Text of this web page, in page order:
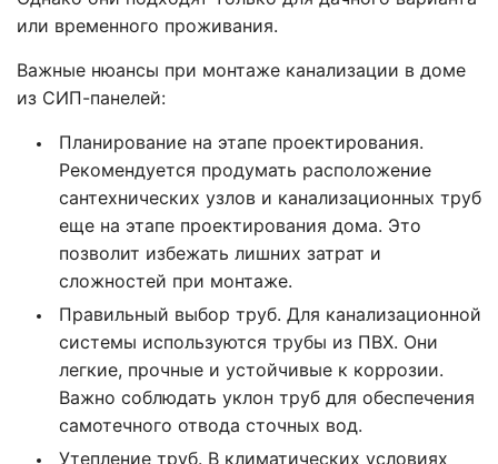
или временного проживания.
Важные нюансы при монтаже канализации в доме
из СИП-панелей:
Планирование на этапе проектирования.
Рекомендуется продумать расположение
сантехнических узлов и канализационных труб
еще на этапе проектирования дома. Это
позволит избежать лишних затрат и
сложностей при монтаже.
Правильный выбор труб. Для канализационной
системы используются трубы из ПВХ. Они
легкие, прочные и устойчивые к коррозии.
Важно соблюдать уклон труб для обеспечения
самотечного отвода сточных вод.
Утепление труб. В климатических условиях